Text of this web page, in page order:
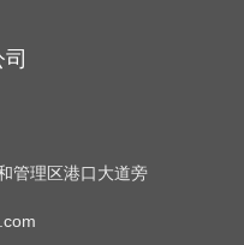
管理区港口大道旁